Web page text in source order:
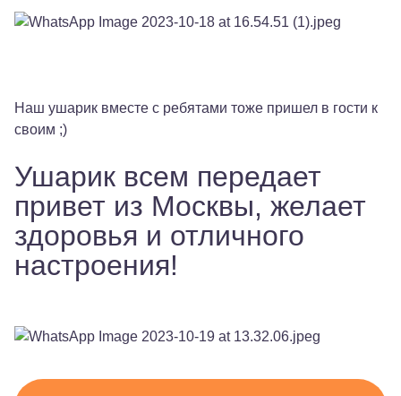
Наш ушарик вместе с ребятами тоже пришел в гости к
своим ;)
Ушарик всем передает
привет из Москвы, желает
здоровья и отличного
настроения!